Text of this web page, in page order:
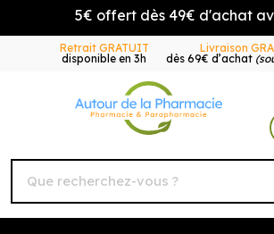
5€ offert dès 49€ d'achat avec
Retrait GRATUIT
disponible en 3h
Livraison
dès 69€ d’achat